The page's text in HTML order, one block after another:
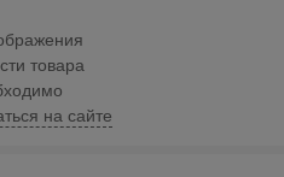
товара
на сайте